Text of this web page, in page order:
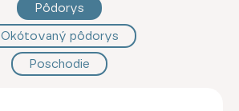
Pôdorys
Okótovaný pôdorys
Poschodie